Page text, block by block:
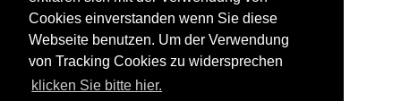
Cookies einverstanden wenn Sie diese
Webseite benutzen. Um der Verwendung
von Tracking Cookies zu widersprechen
klicken Sie bitte hier.
Impressum Datenschutzerklärung
© TSK-Performance 2025